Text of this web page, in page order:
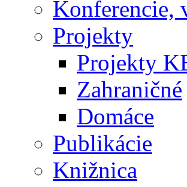
Konferencie,
Projekty
Projekty
Zahraničné
Domáce
Publikácie
Knižnica